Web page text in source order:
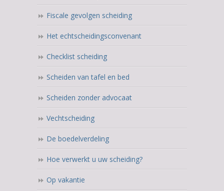
Fiscale gevolgen scheiding
Het echtscheidingsconvenant
Checklist scheiding
Scheiden van tafel en bed
Scheiden zonder advocaat
Vechtscheiding
De boedelverdeling
Hoe verwerkt u uw scheiding?
Op vakantie